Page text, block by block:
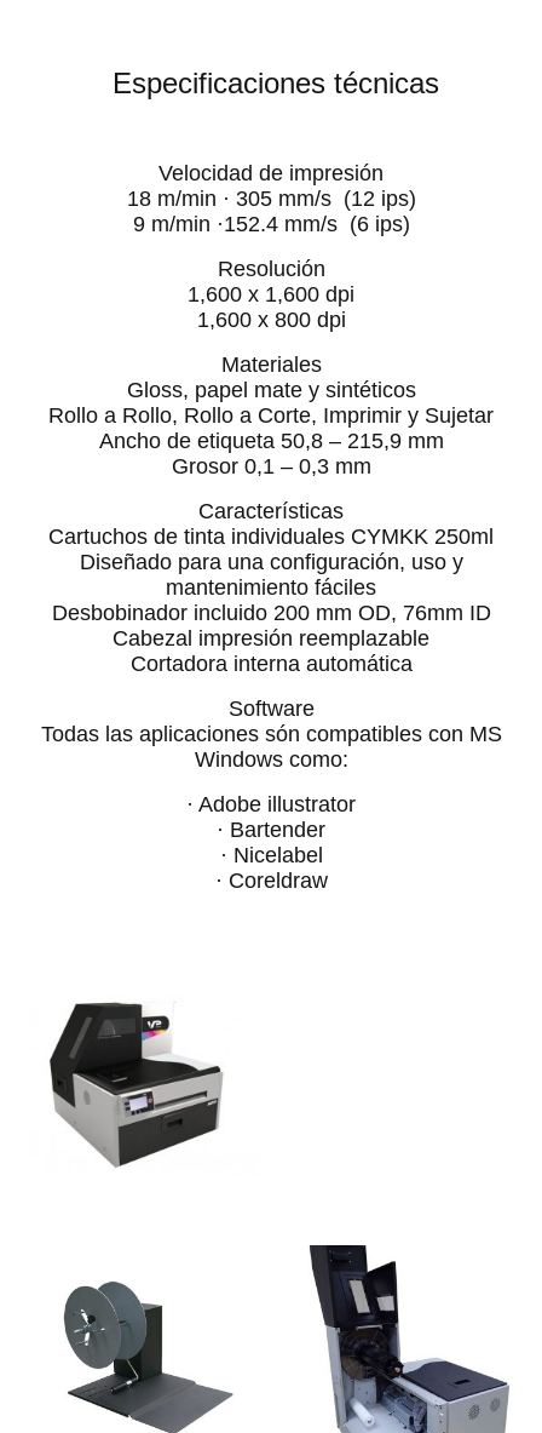
Especificaciones técnicas
Velocidad de impresión
18 m/min · 305 mm/s (12 ips)
9 m/min ·152.4 mm/s (6 ips)
Resolución
1,600 x 1,600 dpi
1,600 x 800 dpi
Materiales
Gloss, papel mate y sintéticos
Rollo a Rollo, Rollo a Corte, Imprimir y Sujetar
Ancho de etiqueta 50,8 – 215,9 mm
Grosor 0,1 – 0,3 mm
Características
Cartuchos de tinta individuales CYMKK 250ml
Diseñado para una configuración, uso y
mantenimiento fáciles
Desbobinador incluido 200 mm OD, 76mm ID
Cabezal impresión reemplazable
Cortadora interna automática
Software
Todas las aplicaciones són compatibles con MS
Windows como:
· Adobe illustrator
· Bartender
· Nicelabel
· Coreldraw